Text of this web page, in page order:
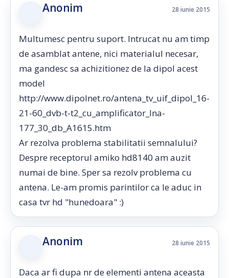
Anonim 28 iunie 2015
Multumesc pentru suport. Intrucat nu am timp
de asamblat antene, nici materialul necesar,
ma gandesc sa achizitionez de la dipol acest
model
http://www.dipolnet.ro/antena_tv_uif_dipol_16-
21-60_dvb-t-t2_cu_amplificator_lna-
177_30_db_A1615.htm
Ar rezolva problema stabilitatii semnalului?
Despre receptorul amiko hd8140 am auzit
numai de bine. Sper sa rezolv problema cu
antena. Le-am promis parintilor ca le aduc in
casa tvr hd "hunedoara" :)
Anonim 28 iunie 2015
Daca ar fi dupa nr de elementi antena aceasta